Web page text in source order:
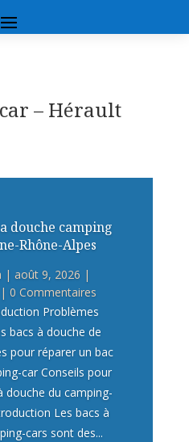
– Hérault
douche camping
Rhône-Alpes
| août 9, 2026 |
| 0 Commentaires
Problèmes
bacs à douche de
pour réparer un bac
car Conseils pour
douche du camping-
Les bacs à
cars sont des...